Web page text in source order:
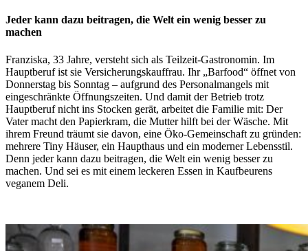
Jeder kann dazu beitragen, die Welt ein wenig besser zu
machen
Franziska, 33 Jahre, versteht sich als Teilzeit-Gastronomin. Im
Hauptberuf ist sie Versicherungskauffrau. Ihr „Barfood“ öffnet von
Donnerstag bis Sonntag – aufgrund des Personalmangels mit
eingeschränkte Öffnungszeiten. Und damit der Betrieb trotz
Hauptberuf nicht ins Stocken gerät, arbeitet die Familie mit: Der
Vater macht den Papierkram, die Mutter hilft bei der Wäsche. Mit
ihrem Freund träumt sie davon, eine Öko-Gemeinschaft zu gründen:
mehrere Tiny Häuser, ein Haupthaus und ein moderner Lebensstil.
Denn jeder kann dazu beitragen, die Welt ein wenig besser zu
machen. Und sei es mit einem leckeren Essen in Kaufbeurens
veganem Deli.